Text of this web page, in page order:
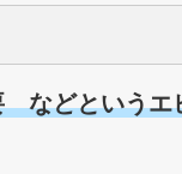
などというエ